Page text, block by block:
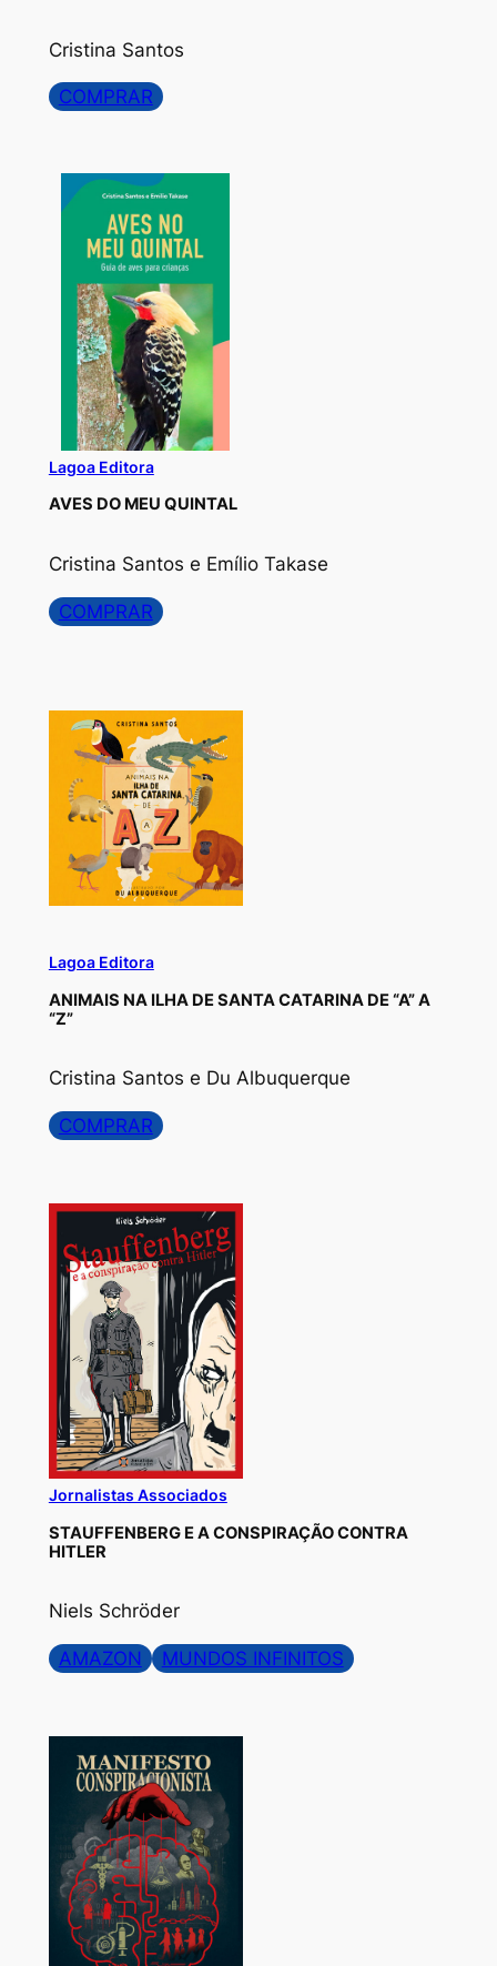
Cristina Santos
COMPRAR
Lagoa Editora
AVES DO MEU QUINTAL
Cristina Santos e Emílio Takase
COMPRAR
Lagoa Editora
ANIMAIS NA ILHA DE SANTA CATARINA DE “A” A
“Z”
Cristina Santos e Du Albuquerque
COMPRAR
Jornalistas Associados
STAUFFENBERG E A CONSPIRAÇÃO CONTRA
HITLER
Niels Schröder
AMAZON MUNDOS INFINITOS